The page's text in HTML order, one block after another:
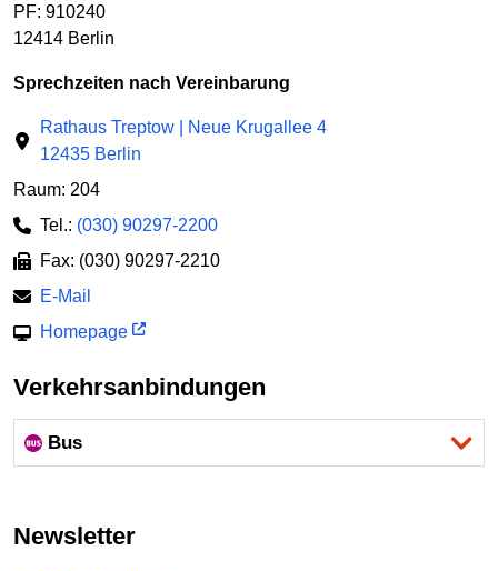
PF: 910240
12414 Berlin
Sprechzeiten nach Vereinbarung
Rathaus Treptow | Neue Krugallee 4
12435 Berlin
Raum: 204
Tel.: (030) 90297-2200
Fax: (030) 90297-2210
E-Mail
Homepage
Verkehrsanbindungen
Bus
Newsletter